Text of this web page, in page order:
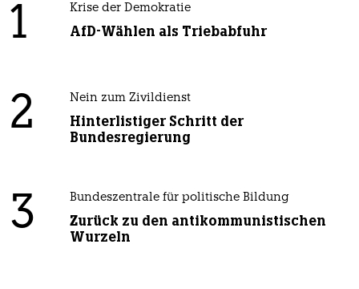
1 Krise der Demokratie
AfD-Wählen als Triebabfuhr
2 Nein zum Zivildienst
Hinterlistiger Schritt der
Bundesregierung
3 Bundeszentrale für politische Bildung
Zurück zu den antikommunistischen
Wurzeln